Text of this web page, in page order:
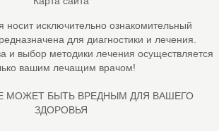
исключительно ознакомительный
для диагностики и лечения.
и выбор методики лечения осуществляется
вашим лечащим врачом!
МОЖЕТ БЫТЬ ВРЕДНЫМ ДЛЯ ВАШЕГО
ЗДОРОВЬЯ